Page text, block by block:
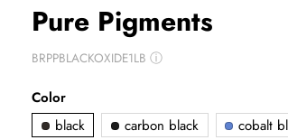
Pure Pigments
BRPPBLACKOXIDE1LBⓘ
Color
black
carbon black cobalt